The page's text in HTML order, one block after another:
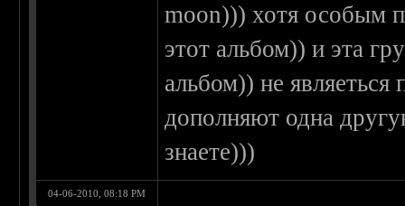
moon))) хотя особым
этот альбом)) и эта
альбом)) не
дополняют одна
знаете)))
04-06-2010, 08:18 PM